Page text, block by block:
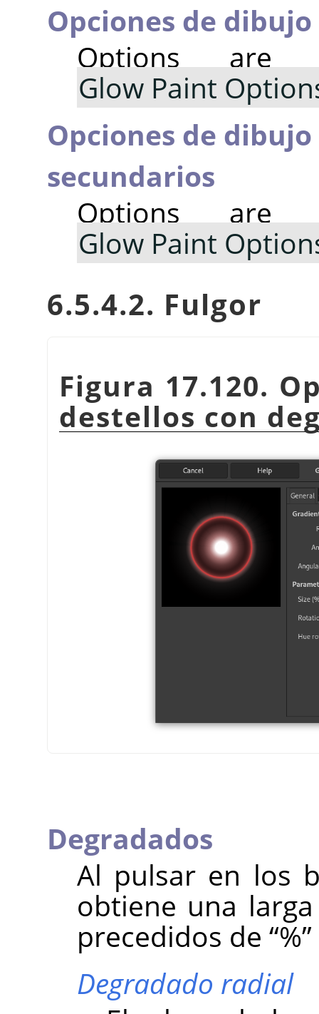
Opciones de
Options
Glow Paint
Opciones de
secundarios
Options
Glow Paint
6.5.4.2. Fulgor
Figura 17.120.
destellos con
Degradados
Al pulsar en los
obtiene una
precedidos de “%”
Degradado radial